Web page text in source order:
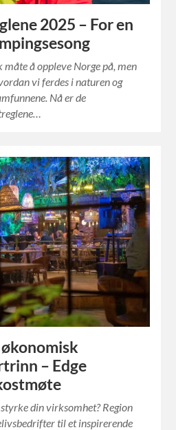
2025 – For en
å oppleve Norge på, men
vi ferdes i naturen og
Nå er de
– Edge
din virksomhet? Region
til et inspirerende